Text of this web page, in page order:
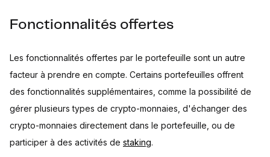
Fonctionnalités offertes
Les fonctionnalités offertes par le portefeuille sont un autre
facteur à prendre en compte. Certains portefeuilles offrent
des fonctionnalités supplémentaires, comme la possibilité de
gérer plusieurs types de crypto-monnaies, d'échanger des
crypto-monnaies directement dans le portefeuille, ou de
participer à des activités de staking.